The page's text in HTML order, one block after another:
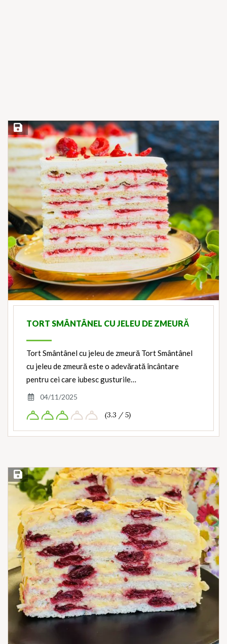
Save Recipe
TORT SMÂNTÂNEL CU JELEU DE ZMEURĂ
Tort Smântânel cu jeleu de zmeură Tort Smântânel
cu jeleu de zmeură este o adevărată încântare
pentru cei care iubesc gusturile…
04/11/2025
(3.3 / 5)
Save Recipe